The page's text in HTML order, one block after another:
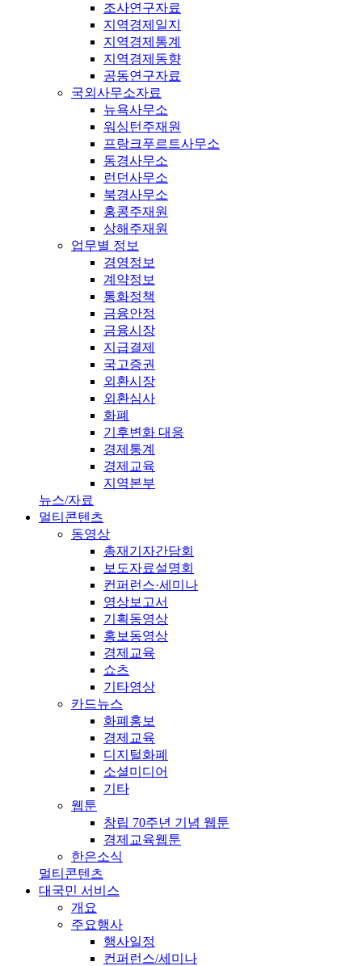
조사연구자료
지역경제일지
지역경제통계
지역경제동향
공동연구자료
국외사무소자료
뉴욕사무소
워싱턴주재원
프랑크푸르트사무소
동경사무소
런던사무소
북경사무소
홍콩주재원
상해주재원
업무별 정보
경영정보
계약정보
통화정책
금융안정
금융시장
지급결제
국고증권
외환시장
외환심사
화폐
기후변화 대응
경제통계
경제교육
지역본부
뉴스/자료
멀티콘텐츠
동영상
총재기자간담회
보도자료설명회
컨퍼런스·세미나
영상보고서
기획동영상
홍보동영상
경제교육
쇼츠
기타영상
카드뉴스
화폐홍보
경제교육
디지털화폐
소셜미디어
기타
웹툰
창립 70주년 기념 웹툰
경제교육웹툰
한은소식
멀티콘텐츠
대국민 서비스
개요
주요행사
행사일정
컨퍼런스/세미나